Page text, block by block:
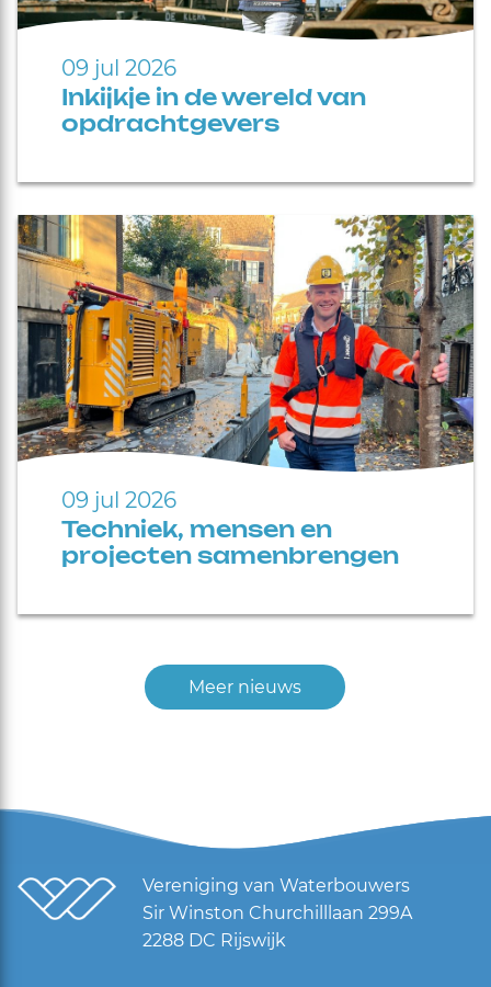
09 jul 2026
Inkijkje in de wereld van
opdrachtgevers
09 jul 2026
Techniek, mensen en
projecten samenbrengen
Meer nieuws
Vereniging van Waterbouwers
Sir Winston Churchilllaan 299A
2288 DC Rijswijk